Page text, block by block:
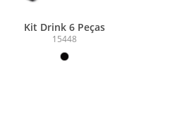
Kit Drink 6 Peças
15448